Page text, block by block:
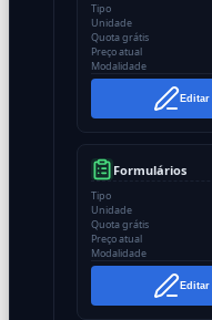
Tipo
Unidade
Quota grátis
Preço atual
Modalidade
Editar
Formulários
Tipo
Unidade
Quota grátis
Preço atual
Modalidade
Editar